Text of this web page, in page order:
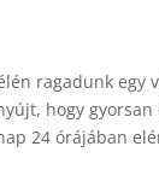
ragadunk
hogy
24 órájában